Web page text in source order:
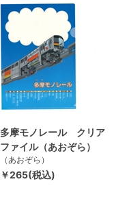
多摩モノレール クリア
ファイル（あおぞら）
（あおぞら）
￥265(税込)